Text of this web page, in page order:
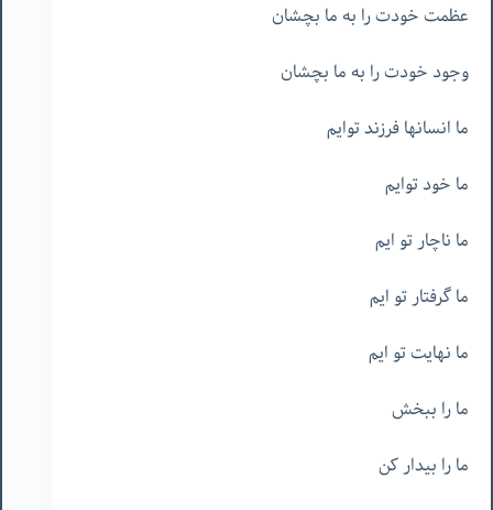
عظمت خودت را به ما بچشان
وجود خودت را به ما بچشان
ما انسانها فرزند توایم
ما خود توایم
ما ناچار تو ایم
ما گرفتار تو ایم
ما نهایت تو ایم
ما را ببخش
ما را بیدار کن